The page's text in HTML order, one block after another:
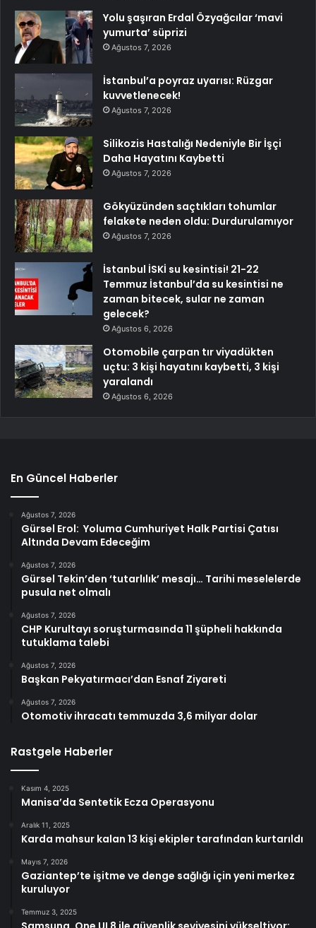
Yolu şaşıran Erdal Özyağcılar ‘mavi
yumurta’ süprizi
Ağustos 7, 2026
İstanbul’a poyraz uyarısı: Rüzgar
kuvvetlenecek!
Ağustos 7, 2026
Silikozis Hastalığı Nedeniyle Bir İşçi
Daha Hayatını Kaybetti
Ağustos 7, 2026
Gökyüzünden saçtıkları tohumlar
felakete neden oldu: Durdurulamıyor
Ağustos 7, 2026
İstanbul İSKİ su kesintisi! 21-22
Temmuz İstanbul’da su kesintisi ne
zaman bitecek, sular ne zaman
gelecek?
Ağustos 6, 2026
Otomobile çarpan tır viyadükten
uçtu: 3 kişi hayatını kaybetti, 3 kişi
yaralandı
Ağustos 6, 2026
En Güncel Haberler
Ağustos 7, 2026
Gürsel Erol: Yoluma Cumhuriyet Halk Partisi Çatısı
Altında Devam Edeceğim
Ağustos 7, 2026
Gürsel Tekin’den ‘tutarlılık’ mesajı… Tarihi meselelerde
pusula net olmalı
Ağustos 7, 2026
CHP Kurultayı soruşturmasında 11 şüpheli hakkında
tutuklama talebi
Ağustos 7, 2026
Başkan Pekyatırmacı’dan Esnaf Ziyareti
Ağustos 7, 2026
Otomotiv ihracatı temmuzda 3,6 milyar dolar
Rastgele Haberler
Kasım 4, 2025
Manisa’da Sentetik Ecza Operasyonu
Aralık 11, 2025
Karda mahsur kalan 13 kişi ekipler tarafından kurtarıldı
Mayıs 7, 2026
Gaziantep’te işitme ve denge sağlığı için yeni merkez
kuruluyor
Temmuz 3, 2025